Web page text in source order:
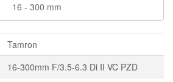
16 - 300 mm
Tamron
16-300mm F/3.5-6.3 Di II VC PZD